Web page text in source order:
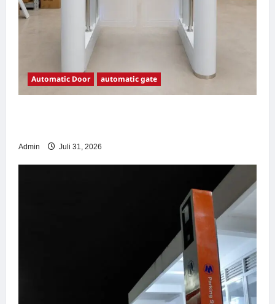
Automatic Door automatic gate
Admin Juli 31, 2026